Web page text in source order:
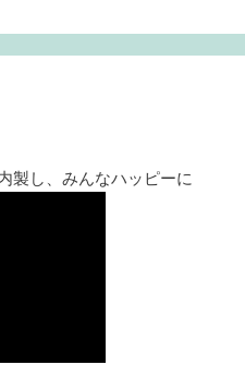
製し、みんなハッピーに